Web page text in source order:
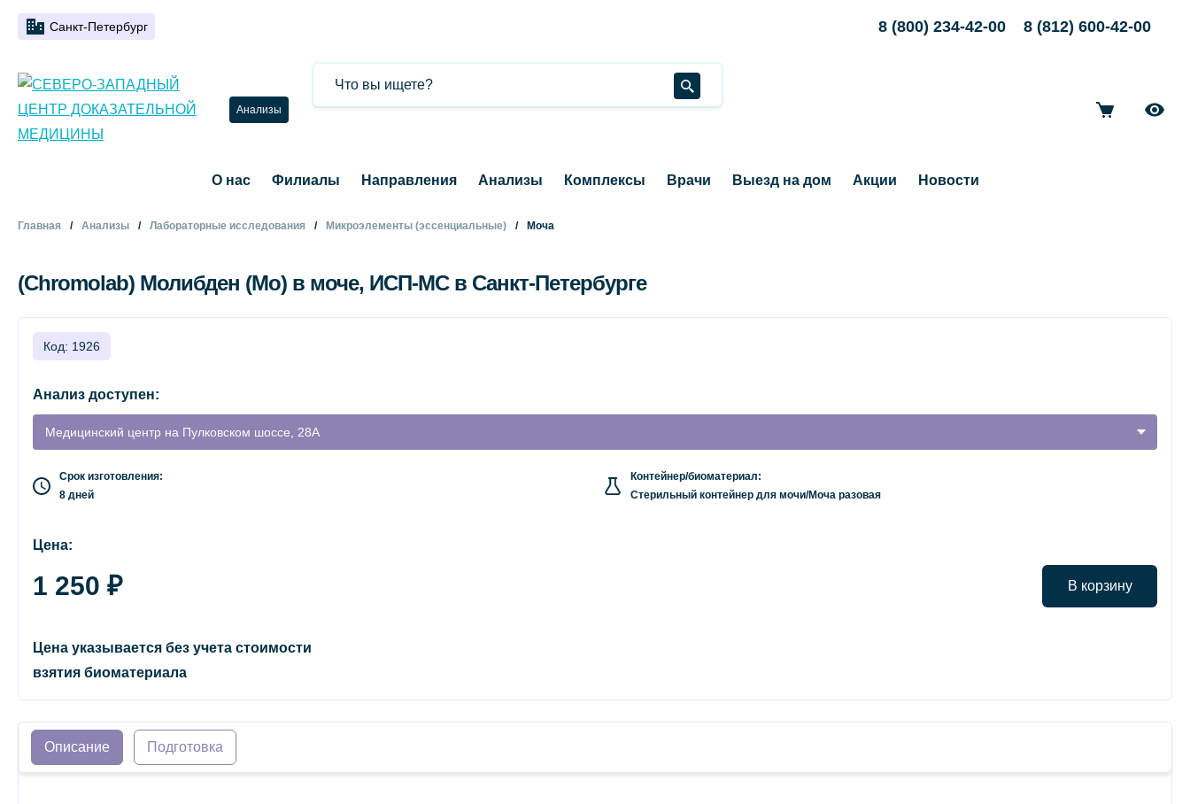
Санкт-Петербург 8 (800) 234-42-00 8 (812) 600-42-00
Анализы
О нас Филиалы Направления Анализы Комплексы Врачи Выезд на дом Акции Новости
Главная Анализы Лабораторные исследования Микроэлементы (эссенциальные) Моча
(Chromolab) Молибден (Mo) в моче, ИСП-МС в Санкт-Петербурге
Код: 1926
Анализ доступен:
Медицинский центр на Пулковском шоссе, 28А
Срок изготовления:
8 дней
Контейнер/биоматериал:
Стерильный контейнер для мочи/Моча разовая
Цена:
1 250 ₽ В корзину
Цена указывается без учета стоимости
взятия биоматериала
Описание Подготовка